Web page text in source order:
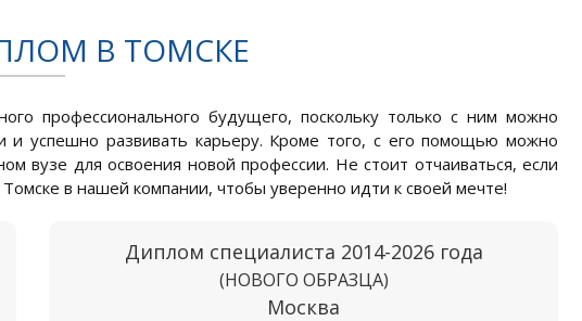
В ТОМСКЕ
профессионального будущего, поскольку только с ним можно
и успешно развивать карьеру. Кроме того, с его помощью можно
вузе для освоения новой профессии. Не стоит отчаиваться, если
в нашей компании, чтобы уверенно идти к своей мечте!
Диплом специалиста 2014-2026 года
(НОВОГО ОБРАЗЦА)
Москва